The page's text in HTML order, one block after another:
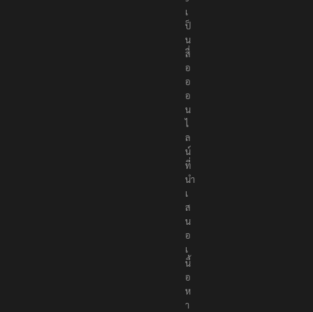
เ
ป็
น
สื่
อ
อ
อ
น
ไ
ล
น์
ที่
นำ
เ
ส
น
อ
เ
นื้
อ
ห
า